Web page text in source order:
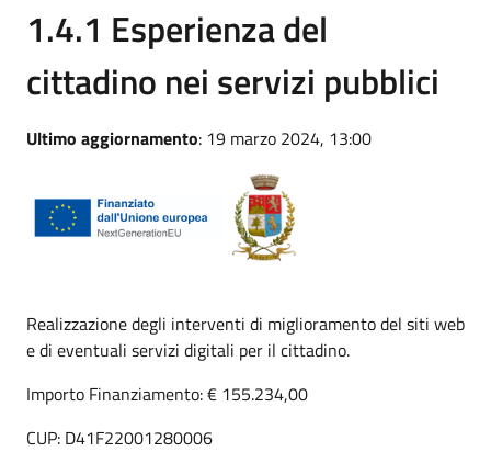
1.4.1 Esperienza del
cittadino nei servizi pubblici
Ultimo aggiornamento: 19 marzo 2024, 13:00
Realizzazione degli interventi di miglioramento del siti web
e di eventuali servizi digitali per il cittadino.
Importo Finanziamento: € 155.234,00
CUP: D41F22001280006